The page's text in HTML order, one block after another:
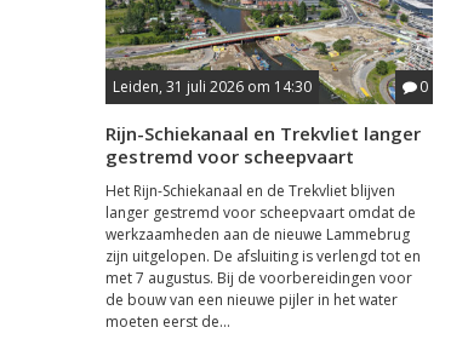
Leiden, 31 juli 2026 om 14:30 0
Rijn-Schiekanaal en Trekvliet langer
gestremd voor scheepvaart
Het Rijn-Schiekanaal en de Trekvliet blijven
langer gestremd voor scheepvaart omdat de
werkzaamheden aan de nieuwe Lammebrug
zijn uitgelopen. De afsluiting is verlengd tot en
met 7 augustus. Bij de voorbereidingen voor
de bouw van een nieuwe pijler in het water
moeten eerst de...